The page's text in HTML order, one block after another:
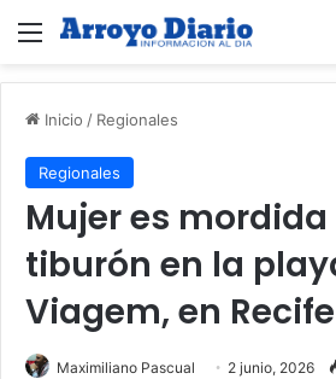
Menú
Inicio / Regionales
Regionales
Mujer es
tiburón en la
Viagem, en Recife
Maximiliano Pascual 2 junio, 2026